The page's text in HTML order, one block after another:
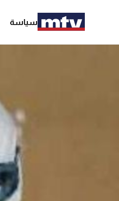
سياسة